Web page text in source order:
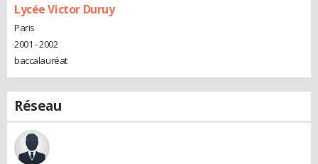
Lycée Victor Duruy
Paris
2001 - 2002
baccalauréat
Réseau